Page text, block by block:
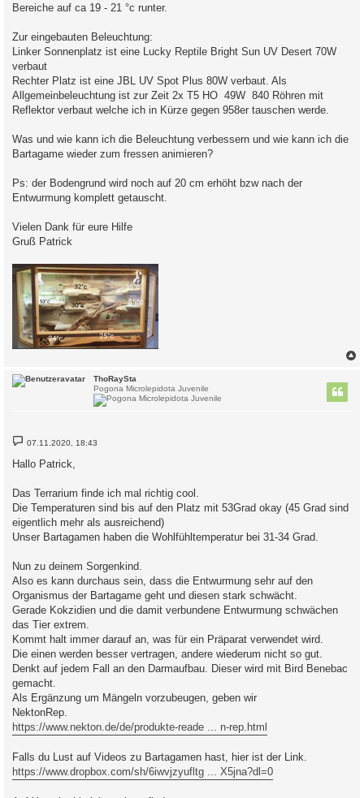
Bereiche auf ca 19 - 21 °c runter.
Zur eingebauten Beleuchtung:
Linker Sonnenplatz ist eine Lucky Reptile Bright Sun UV Desert 70W
verbaut
Rechter Platz ist eine JBL UV Spot Plus 80W verbaut. Als
Allgemeinbeleuchtung ist zur Zeit 2x T5 HO 49W 840 Röhren mit
Reflektor verbaut welche ich in Kürze gegen 958er tauschen werde.
Was und wie kann ich die Beleuchtung verbessern und wie kann ich die
Bartagame wieder zum fressen animieren?
Ps: der Bodengrund wird noch auf 20 cm erhöht bzw nach der
Entwurmung komplett getauscht.
Vielen Dank für eure Hilfe
Gruß Patrick
ThoRaySta
Pogona Microlepidota Juvenile
B
e
i
t
g
07.11.2020, 18:43
Hallo Patrick,
Das Terrarium finde ich mal richtig cool.
Die Temperaturen sind bis auf den Platz mit 53Grad okay (45 Grad sind
eigentlich mehr als ausreichend)
Unser Bartagamen haben die Wohlfühltemperatur bei 31-34 Grad.
Nun zu deinem Sorgenkind.
Also es kann durchaus sein, dass die Entwurmung sehr auf den
Organismus der Bartagame geht und diesen stark schwächt.
Gerade Kokzidien und die damit verbundene Entwurmung schwächen
das Tier extrem.
Kommt halt immer darauf an, was für ein Präparat verwendet wird.
Die einen werden besser vertragen, andere wiederum nicht so gut.
Denkt auf jedem Fall an den Darmaufbau. Dieser wird mit Bird Benebac
gemacht.
Als Ergänzung um Mängeln vorzubeugen, geben wir
NektonRep.
https://www.nekton.de/de/produkte-reade ... n-rep.html
Falls du Lust auf Videos zu Bartagamen hast, hier ist der Link.
https://www.dropbox.com/sh/6iwvjzyufltg ... X5jna?dl=0